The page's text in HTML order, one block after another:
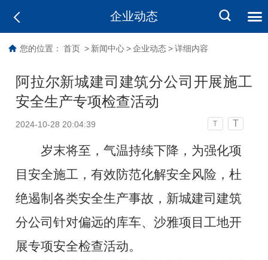
企业动态
您的位置： 首页 > 新闻中心 > 企业动态 > 详细内容
阿拉尔新城建司建筑分公司开展施工
安全生产专项检查活动
2024-10-28 20:04:39 T T
岁末将至，气温持续下降，为强化项
目安全施工，有效防范化解安全风险，杜
绝遏制各类安全生产事故，新城建司建筑
分公司针对偏远的库车、沙雅项目工地开
展专项安全检查活动。